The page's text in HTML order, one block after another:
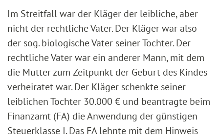
Im Streitfall war der Kläger der leibliche, aber
nicht der rechtliche Vater. Der Kläger war also
der sog. biologische Vater seiner Tochter. Der
rechtliche Vater war ein anderer Mann, mit dem
die Mutter zum Zeitpunkt der Geburt des Kindes
verheiratet war. Der Kläger schenkte seiner
leiblichen Tochter 30.000 € und beantragte beim
Finanzamt (FA) die Anwendung der günstigen
Steuerklasse I. Das FA lehnte mit dem Hinweis